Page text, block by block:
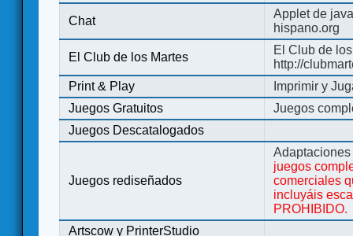
Chat
Applet de
hispano.org
El Club de los Martes
El Club de
http://
Print & Play
Imprimir y
Juegos Gratuitos
Juegos
Juegos Descatalogados
Juegos rediseñados
juegos
comerciales
incluyáis
PROHIBIDO.
Artscow y PrinterStudio